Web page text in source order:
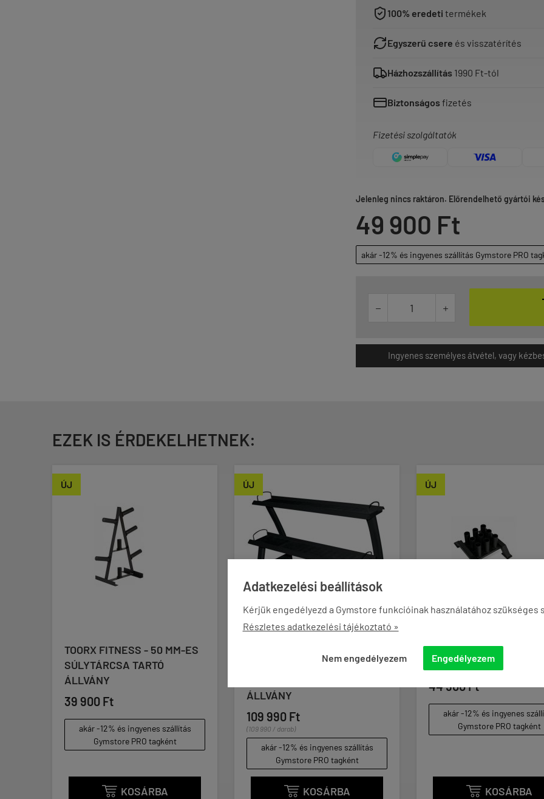
Adatkezelési beállítások
Kérjük engedélyezd a Gymstore funkcióinak használatához szükséges
Részletes adatkezelési tájékoztató »
Nem engedélyezem Engedélyezem
100% eredeti termékek
Egyszerű csere és visszatérítés
Házhozszállítás 1990 Ft-tól
Biztonságosfizetés
Fizetési szolgáltatók
Jelenleg nincs raktáron. Előrendelhető gyártói
49 900 Ft
akár -12% és ingyenes szállítás Gymstore PRO
 
Ingyenes személyes átvétel, vagy
EZEK IS ÉRDEKELHETNEK:
ÚJ
TOORX FITNESS - 50 MM-ES
SÚLYTÁRCSA TARTÓ
ÁLLVÁNY
39 900 Ft
akár -12% és ingyenes szállítás
Gymstore PRO tagként
 KOSÁRBA
ÚJ
ÁLLVÁNY
109 990 Ft
(109 990 / darab)
akár -12% és ingyenes szállítás
Gymstore PRO tagként
 KOSÁRBA
ÚJ
TOORX FITNESS -
ÁLLÓ RÚDTARTÓ
44 900 Ft
akár -12% és ingyenes
Gymstore PRO tagként
 KOSÁRBA